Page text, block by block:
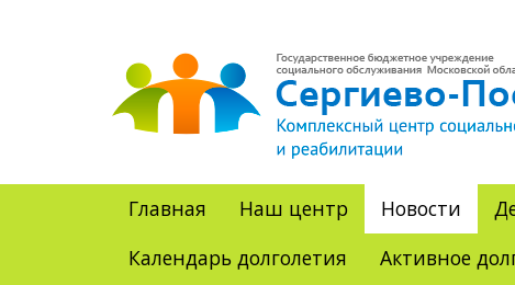
Главная Наш центр Новости
Календарь долголетия
Активное